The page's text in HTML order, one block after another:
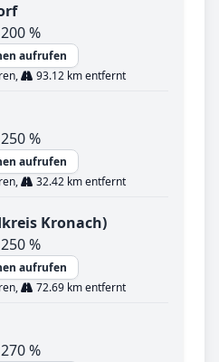
%
aufrufen
93.12 km entfernt
%
aufrufen
32.42 km entfernt
Kronach)
%
aufrufen
72.69 km entfernt
%